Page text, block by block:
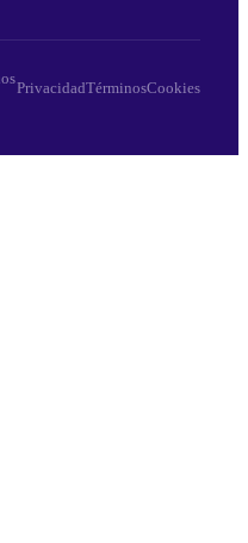
PrivacidadTérminosCookies